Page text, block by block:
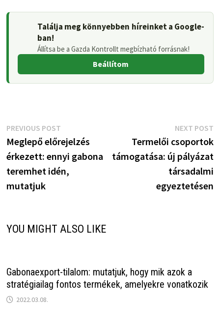
Találja meg könnyebben híreinket a Google-
ban!
Állítsa be a Gazda Kontrollt megbízható forrásnak!
Beállítom
Bejegyzés
navigáció
PREVIOUS POSTPrevious
post:
Meglepő előrejelzés
érkezett: ennyi gabona
teremhet idén,
mutatjuk
NEXT POST
Termelői csoportok
támogatása: új pályázat
társadalmi
egyeztetésen
YOU MIGHT ALSO LIKE
Gabonaexport-tilalom: mutatjuk, hogy mik azok a
stratégiailag fontos termékek, amelyekre vonatkozik
2022.03.08.